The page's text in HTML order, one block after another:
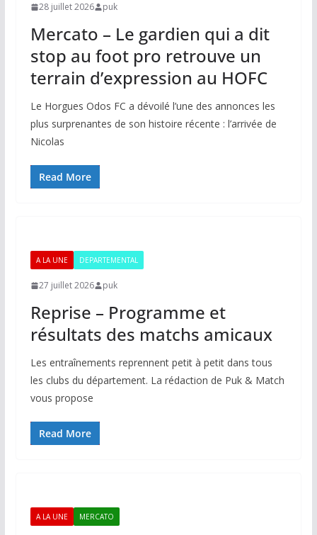
28 juillet 2026 puk
Mercato – Le gardien qui a dit
stop au foot pro retrouve un
terrain d’expression au HOFC
Le Horgues Odos FC a dévoilé l’une des annonces les
plus surprenantes de son histoire récente : l’arrivée de
Nicolas
Read More
A LA UNE DEPARTEMENTAL
27 juillet 2026 puk
Reprise – Programme et
résultats des matchs amicaux
Les entraînements reprennent petit à petit dans tous
les clubs du département. La rédaction de Puk & Match
vous propose
Read More
A LA UNE MERCATO